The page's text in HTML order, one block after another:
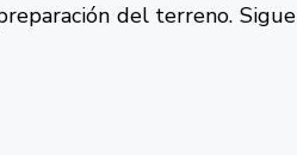
del terreno. Sigue